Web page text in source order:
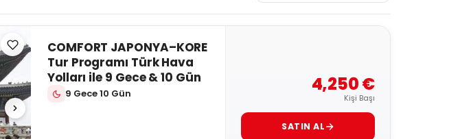
COMFORT JAPONYA–KORE
Tur Programı Türk Hava
Yolları ile 9 Gece & 10 Gün
9 Gece 10 Gün 4,250 €
Kişi Başı
SATIN AL